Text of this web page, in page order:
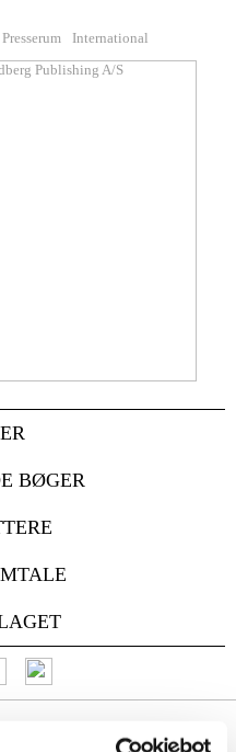
Presserum International
BØGER